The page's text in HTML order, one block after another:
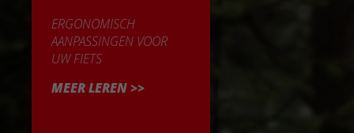
ERGONOMISCH
AANPASSINGEN VOOR
UW FIETS
MEER LEREN >>